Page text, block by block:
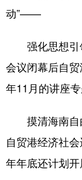
动”——
强化思想引
会议闭幕后自
年11月的讲座
摸清海南自
自贸港经济社
年年底还计划